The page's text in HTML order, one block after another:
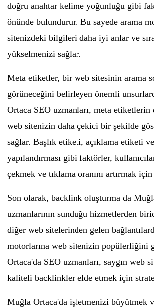
doğru anahtar kelime yoğunluğu gibi
önünde bulundurur. Bu sayede arama
sitenizdeki bilgileri daha iyi anlar ve
yükselmenizi sağlar.
Meta etiketler, bir web sitesinin arama
görüneceğini belirleyen önemli
Ortaca SEO uzmanları, meta etiketlerin
web sitenizin daha çekici bir şekilde
sağlar. Başlık etiketi, açıklama etiketi
yapılandırması gibi faktörler,
çekmek ve tıklama oranını artırmak
Son olarak, backlink oluşturma da
uzmanlarının sunduğu hizmetlerden
diğer web sitelerinden gelen
motorlarına web sitenizin popülerliğini
Ortaca'da SEO uzmanları, saygın web
kaliteli backlinkler elde etmek için
Muğla Ortaca'da işletmenizi büyütmek